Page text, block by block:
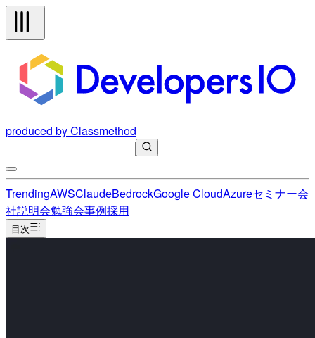
produced by Classmethod
TrendingAWSClaudeBedrockGoogle CloudAzureセミナー会
社説明会勉強会事例採用
目次